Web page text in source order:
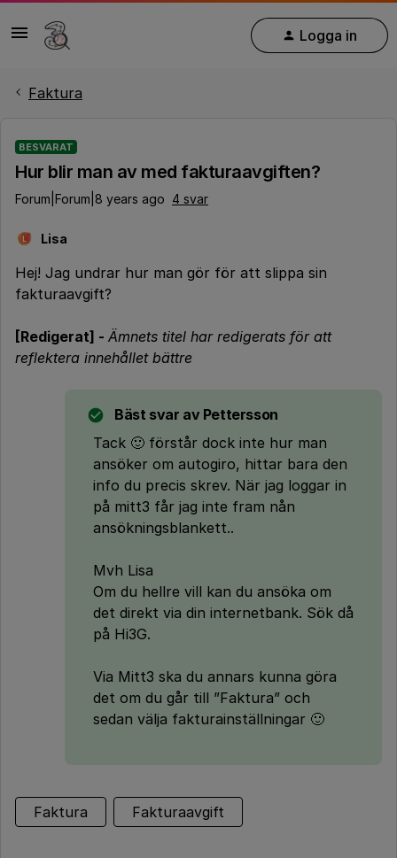
Logga in
Faktura
BESVARAT
Hur blir man av med fakturaavgiften?
Forum|Forum|8 years ago 4 svar
Lisa
Hej! Jag undrar hur man gör för att slippa sin
fakturaavgift?
[Redigerat] - Ämnets titel har redigerats för att
reflektera innehållet bättre
Bäst svar av Pettersson
Tack 🙂 förstår dock inte hur man
ansöker om autogiro, hittar bara den
info du precis skrev. När jag loggar in
på mitt3 får jag inte fram nån
ansökningsblankett..
Mvh Lisa
Om du hellre vill kan du ansöka om
det direkt via din internetbank. Sök då
på Hi3G.
Via Mitt3 ska du annars kunna göra
det om du går till ”Faktura” och
sedan välja fakturainställningar 🙂
Faktura Fakturaavgift